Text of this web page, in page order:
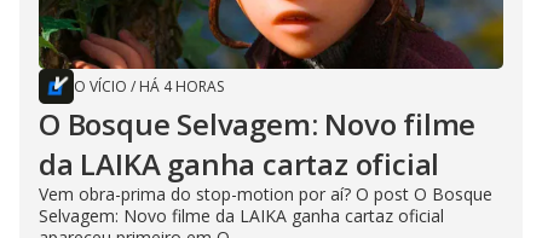
O VÍCIO / HÁ 4 HORAS
O Bosque Selvagem: Novo filme
da LAIKA ganha cartaz oficial
Vem obra-prima do stop-motion por aí? O post O Bosque
Selvagem: Novo filme da LAIKA ganha cartaz oficial